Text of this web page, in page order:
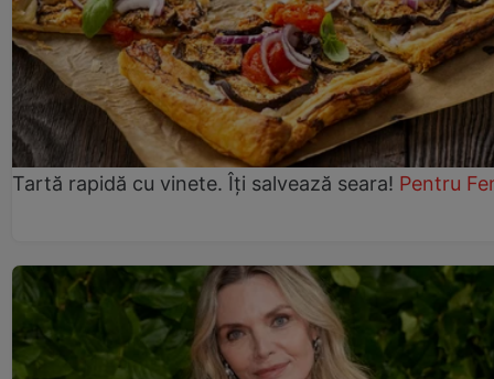
Tartă rapidă cu vinete. Îți salvează seara! Pentru